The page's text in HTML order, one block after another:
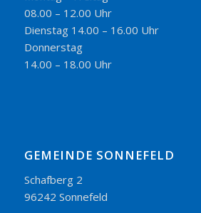
08.00 – 12.00 Uhr
Dienstag 14.00 – 16.00 Uhr
Donnerstag
14.00 – 18.00 Uhr
GEMEINDE SONNEFELD
Schafberg 2
96242 Sonnefeld